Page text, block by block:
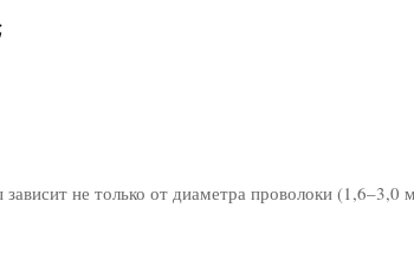
не только от диаметра проволоки